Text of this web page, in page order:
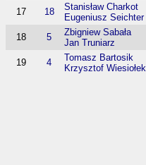
17 18
Stanisław Charkot
Eugeniusz Seichter
18 5
Zbigniew Sabała
Jan Truniarz
19 4
Tomasz Bartosik
Krzysztof Wiesiołek